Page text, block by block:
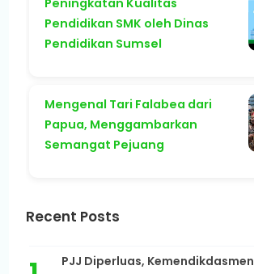
Pendidikan SMK oleh Dinas
Pendidikan Sumsel
Mengenal Tari Falabea dari
Papua, Menggambarkan
Semangat Pejuang
Recent Posts
PJJ Diperluas,